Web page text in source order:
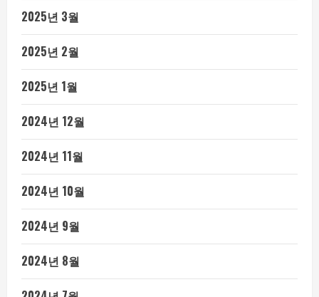
2025년 3월
2025년 2월
2025년 1월
2024년 12월
2024년 11월
2024년 10월
2024년 9월
2024년 8월